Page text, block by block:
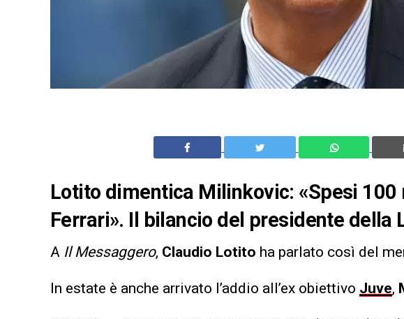
Lotito dimentica Milinkovic: «Spesi
Ferrari». Il bilancio del presidente della
A Il Messaggero, Claudio Lotito ha parlato così del
In estate è anche arrivato l’addio all’ex obiettivo Juve,